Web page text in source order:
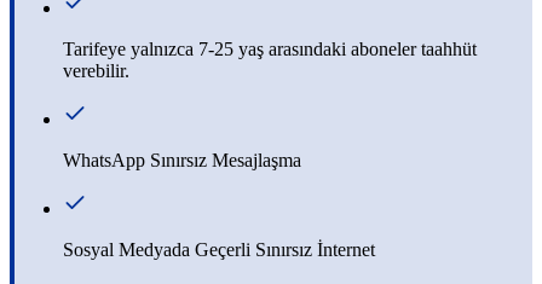
​​​​​Tarifeye yalnızca 7-25 yaş arasındaki aboneler taahhüt
verebilir.
WhatsApp Sınırsız Mesajlaşma
Sosyal Medyada Geçerli Sınırsız İnternet